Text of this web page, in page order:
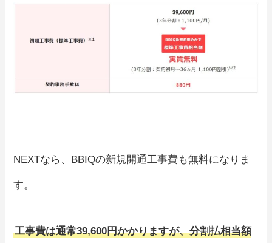
NEXTなら、BBIQの新規開通工事費も無料になりま
す。
工事費は通常39,600円かかりますが、分割払相当額